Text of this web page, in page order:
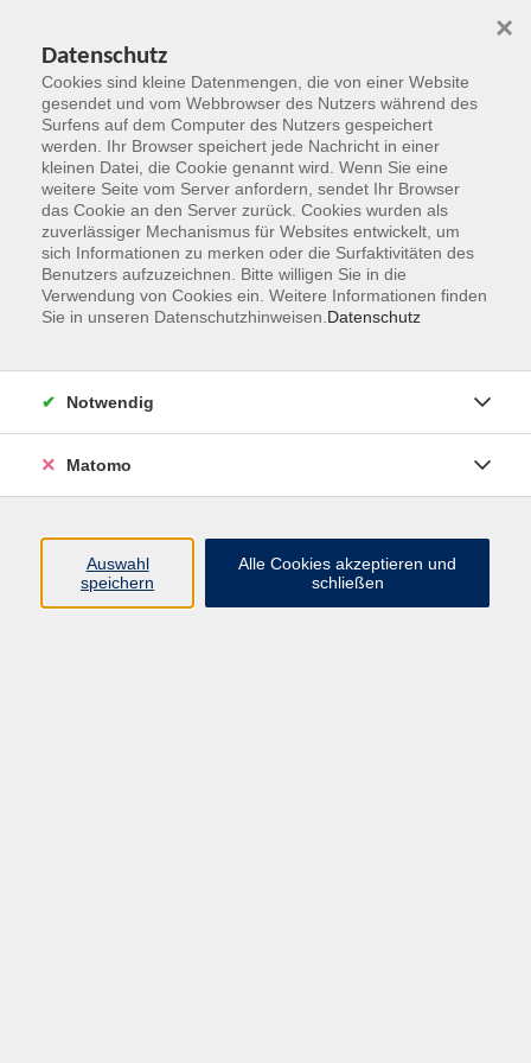
Zum Hauptinhalt springen
Der Kurs konnte nicht gefunden werden.
Erich-Kästner-Str. 5
65232 Taunusstein
info@vhs-rtk.de
Tel: 06128-92770
Datenschutz
Cookies sind kleine Datenmengen, die von einer Website
gesendet und vom Webbrowser des Nutzers während des
Surfens auf dem Computer des Nutzers gespeichert
werden. Ihr Browser speichert jede Nachricht in einer
kleinen Datei, die Cookie genannt wird. Wenn Sie eine
weitere Seite vom Server anfordern, sendet Ihr Browser
das Cookie an den Server zurück. Cookies wurden als
zuverlässiger Mechanismus für Websites entwickelt, um
sich Informationen zu merken oder die Surfaktivitäten des
Benutzers aufzuzeichnen. Bitte willigen Sie in die
Verwendung von Cookies ein. Weitere Informationen finden
Sie in unseren Datenschutzhinweisen. Datenschutz
×
Notwendig
Matomo
Auswahl
speichern
Alle Cookies akzeptieren und
schließen